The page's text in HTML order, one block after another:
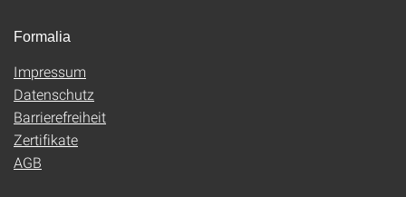
Formalia
Impressum
Datenschutz
Barrierefreiheit
Zertifikate
AGB